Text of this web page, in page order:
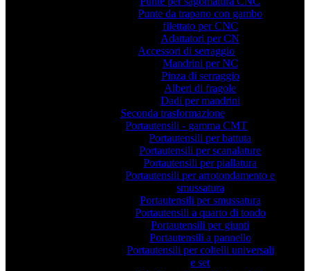
Punte da trapano con gambo
filettato per CNC
Adattatori per CN
Accessori di serraggio
Mandrini per NC
Pinza di serraggio
Alberi di fragole
Dadi per mandrini
Seconda trasformazione
Portautensili - gamma CMT
Portautensili per battuta
Portautensili per scanalature
Portautensili per piallatura
Portautensili per arrotondamento e
smussatura
Portautensili per smussatura
Portautensili a quarto di tondo
Portautensili per giunti
Portautensili a pannello
Portautensili per coltelli universali
e set